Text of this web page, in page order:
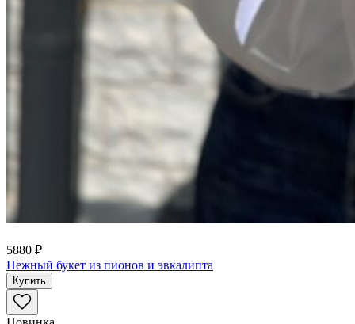
5880 ₽
Нежный букет из пионов и эвкалипта
Купить